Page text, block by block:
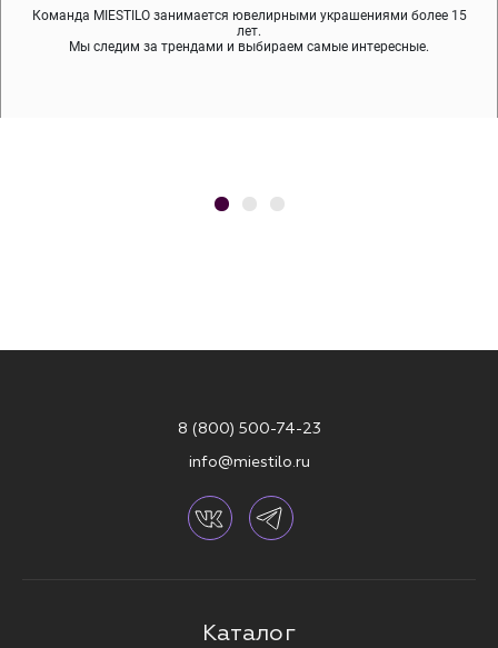
Команда MIESTILO занимается ювелирными украшениями более 15
лет.
Мы следим за трендами и выбираем самые интересные.
Мы используем покрытие (родий, ювелирный сплав), которое не
содержит никеля и свинца — это исключает аллергию.
Во время доставки спокойно примеряйте украшения, выбирайте те,
что вам нравятся, остальные заберёт курьер.
8 (800) 500-74-23
info@miestilo.ru
Каталог